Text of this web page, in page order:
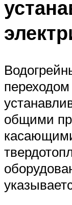
переходом
общими